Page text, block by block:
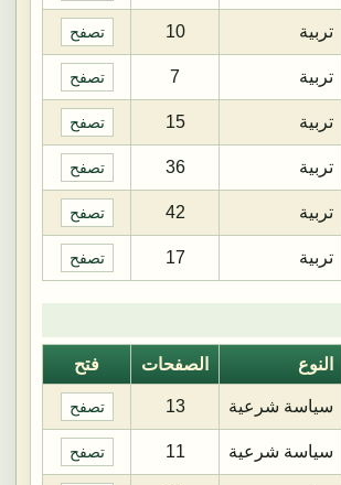
تربية 10 تصفح
تربية 7 تصفح
تربية 15 تصفح
تربية 36 تصفح
تربية 42 تصفح
تربية 17 تصفح
النوع الصفحات فتح
سياسة شرعية 13 تصفح
سياسة شرعية 11 تصفح